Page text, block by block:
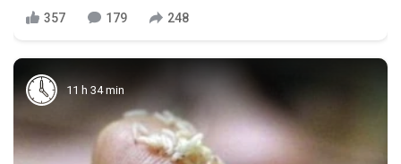
357 179 248
11 h 34 min